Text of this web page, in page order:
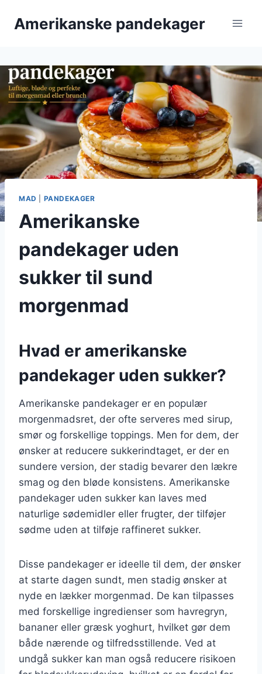
Amerikanske pandekager
MAD PANDEKAGER
Amerikanske
pandekager uden
sukker til sund
morgenmad
Hvad er amerikanske
pandekager uden sukker?
Amerikanske pandekager er en populær
morgenmadsret, der ofte serveres med sirup,
smør og forskellige toppings. Men for dem, der
ønsker at reducere sukkerindtaget, er der en
sundere version, der stadig bevarer den lækre
smag og den bløde konsistens. Amerikanske
pandekager uden sukker kan laves med
naturlige sødemidler eller frugter, der tilføjer
sødme uden at tilføje raffineret sukker.
Disse pandekager er ideelle til dem, der ønsker
at starte dagen sundt, men stadig ønsker at
nyde en lækker morgenmad. De kan tilpasses
med forskellige ingredienser som havregryn,
bananer eller græsk yoghurt, hvilket gør dem
både nærende og tilfredsstillende. Ved at
undgå sukker kan man også reducere risikoen